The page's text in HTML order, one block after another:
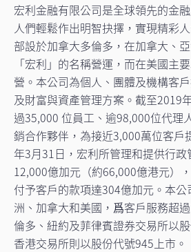
宏利金融有限公司是全球領先的金
人們輕鬆作出明智抉擇，實現精彩
部設於加拿大多倫多，在加拿大、
「宏利」的名稱營運，而在美國主
營。本公司為個人、團體及機構客
及財富與資產管理方案。截至2019
過35,000 位員工、逾98,000位代理
銷合作夥伴，為接近3,000萬位客戶
年3月31日，宏利所管理和提供行
12,000億加元（約66,000億港元）
付予客戶的款項達304億加元。本
洲、加拿大和美國，爲客戶服務超
倫多、紐約及菲律賓證券交易所以
香港交易所則以股份代號945上市。